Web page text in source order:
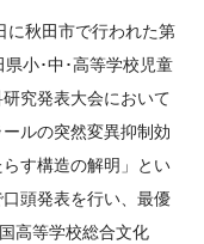
団レポート
るご質問
団アーカイブ
ページ
に秋田市で行われた第
県小･中･高等学校児童
究発表大会において
ールの突然変異抑制効
す構造の解明」とい
口頭発表を行い、最優
高等学校総合文化